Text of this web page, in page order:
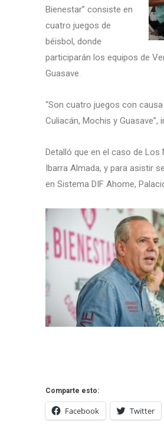
Bienestar” consiste en
cuatro juegos de
béisbol, donde
participarán los equipos de
Guasave.
“Son cuatro juegos con
Culiacán, Mochis y Guasave”,
Detalló que en el caso de Los
Ibarra Almada, y para asistir
en Sistema DIF Ahome,
Comparte esto:
Facebook Twitter